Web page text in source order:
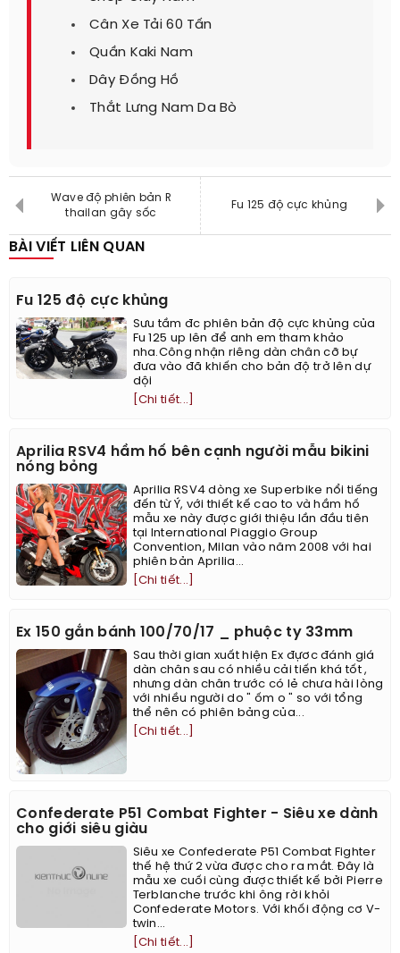
Cân Xe Tải 60 Tấn
Quần Kaki Nam
Dây Đồng Hồ
Thắt Lưng Nam Da Bò
Wave độ phiên bản R
thailan gây sốc
Fu 125 độ cực khủng
BÀI VIẾT LIÊN QUAN
Fu 125 độ cực khủng
Sưu tầm đc phiên bản độ cực khủng của
Fu 125 up lên để anh em tham khảo
nha.Công nhận riêng dàn chân cỡ bự
đưa vào đã khiến cho bản độ trở lên dự
dội
[Chi tiết...]
Aprilia RSV4 hầm hố bên cạnh người mẫu bikini
nóng bỏng
Aprilia RSV4 dòng xe Superbike nổi tiếng
đến từ Ý, với thiết kế cao to và hầm hố
mẫu xe này được giới thiệu lần đầu tiên
tại International Piaggio Group
Convention, Milan vào năm 2008 với hai
phiên bản Aprilia...
[Chi tiết...]
Ex 150 gắn bánh 100/70/17 _ phuộc ty 33mm
Sau thời gian xuất hiện Ex đựơc đánh giá
dàn chân sau có nhiều cải tiến khá tốt ,
nhưng dàn chân trước có lẻ chưa hài lòng
với nhiều người do " ốm o " so với tổng
thể nên có phiên bảng của...
[Chi tiết...]
Confederate P51 Combat Fighter - Siêu xe dành
cho giới siêu giàu
Siêu xe Confederate P51 Combat Fighter
thế hệ thứ 2 vừa được cho ra mắt. Đây là
mẫu xe cuối cùng được thiết kế bởi Pierre
Terblanche trước khi ông rời khỏi
Confederate Motors. ​Với khối động cơ V-
twin...
[Chi tiết...]